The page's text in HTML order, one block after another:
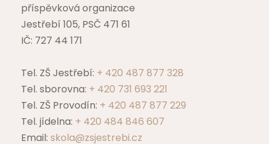
příspěvková organizace
Jestřebí 105, PSČ 471 61
IČ: 727 44 171
Tel. ZŠ Jestřebí: + 420 487 877 328
Tel. sborovna: + 420 731 693 221
Tel. ZŠ Provodín: + 420 487 877 229
Tel. jídelna: + 420 484 846 607
Email: skola@zsjestrebi.cz